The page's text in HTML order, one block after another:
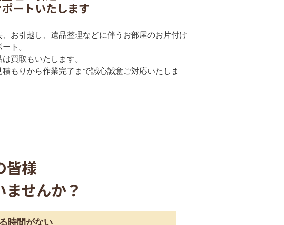
ートいたします
、お引越し、遺品整理などに伴うお部屋のお片付け
ト。
買取もいたします。
もりから作業完了まで誠心誠意ご対応いたしま
皆様
せんか？
時間がない